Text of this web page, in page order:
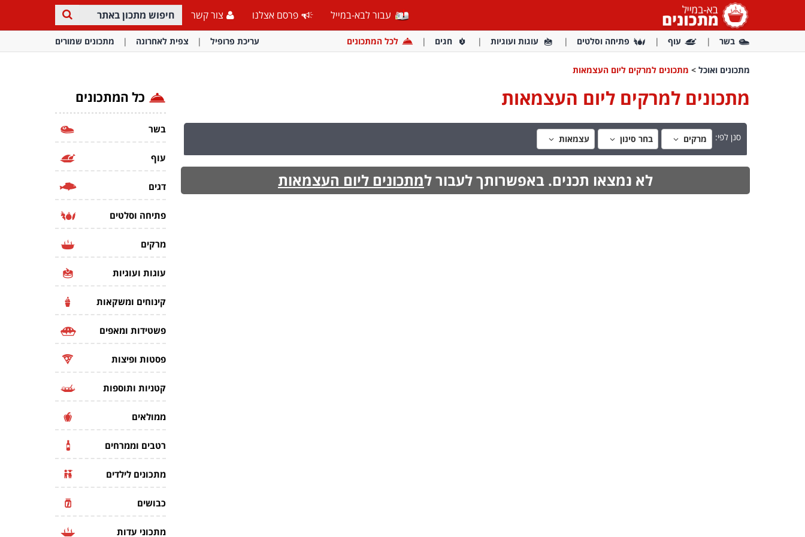
עבור לבא-במייל פרסם אצלנו צור קשר
בשר עוף פתיחה וסלטים עוגות ועוגיות חגים לכל המתכונים עריכת פרופיל צפית לאחרונה מתכונים שמורים
מתכונים ואוכל > מתכונים למרקים ליום העצמאות
מתכונים למרקים ליום העצמאות
סנן לפי: מרקים בחר סינון עצמאות
לא נמצאו תכנים. באפשרותך לעבור למתכונים ליום העצמאות
כל המתכונים
בשר
עוף
דגים
פתיחה וסלטים
מרקים
עוגות ועוגיות
קינוחים ומשקאות
פשטידות ומאפים
פסטות ופיצות
קטניות ותוספות
ממולאים
רטבים וממרחים
מתכונים לילדים
כבושים
מתכוני עדות